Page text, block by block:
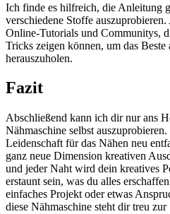
Ich finde es hilfreich, die Anleitung
verschiedene Stoffe
Online-Tutorials und Communitys,
Tricks⁣ zeigen können,⁢ um das Beste
herauszuholen.⁤
Fazit
Abschließend⁣ kann ich⁢ dir nur ans
Nähmaschine selbst⁤
Leidenschaft⁤ für das Nähen neu
ganz neue Dimension kreativen
und jeder Naht wird dein kreatives
erstaunt sein, ⁤was​ du​ alles
einfaches Projekt oder etwas
‌diese Nähmaschine steht dir treu zur